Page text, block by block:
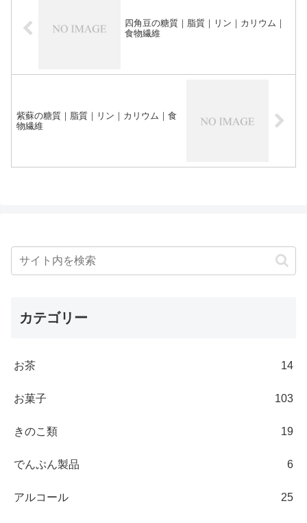
四角豆の糖質｜脂質｜リン｜カリウム｜
食物繊維
紫蘇の糖質｜脂質｜リン｜カリウム｜食
物繊維
カテゴリー
お茶 14
お菓子 103
きのこ類 19
でんぷん製品 6
アルコール 25